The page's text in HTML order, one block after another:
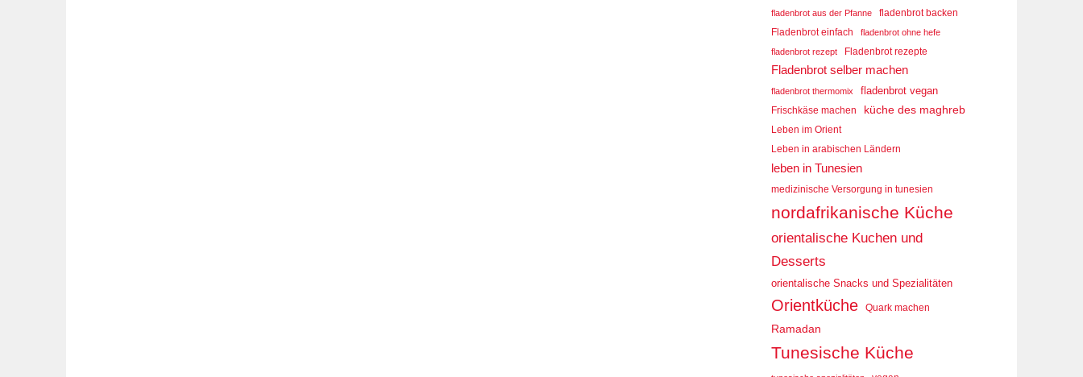
fladenbrot aus der Pfanne
fladenbrot backen
Fladenbrot einfach
fladenbrot ohne hefe
fladenbrot rezept
Fladenbrot rezepte
Fladenbrot selber machen
fladenbrot thermomix
fladenbrot vegan
Frischkäse machen
küche des maghreb
Leben im Orient
Leben in arabischen Ländern
leben in Tunesien
medizinische Versorgung in tunesien
nordafrikanische Küche
orientalische Kuchen und
Desserts
orientalische Snacks und Spezialitäten
Orientküche Quark machen
Ramadan
Tunesische Küche